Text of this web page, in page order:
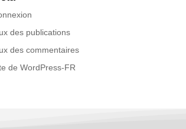
des publications
des commentaires
de WordPress-FR